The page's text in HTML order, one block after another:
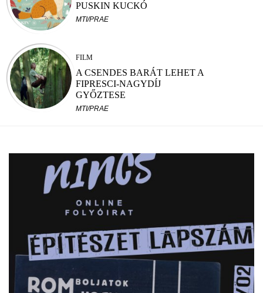
PUSKIN KUCKÓ
MTI/PRAE
FILM
A CSENDES BARÁT LEHET A
FIPRESCI-NAGYDÍJ
GYŐZTESE
MTI/PRAE